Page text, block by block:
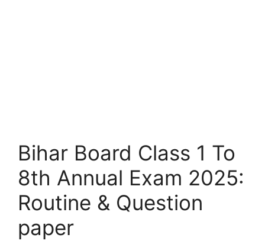
Bihar Board Class 1 To
8th Annual Exam 2025:
Routine & Question
paper